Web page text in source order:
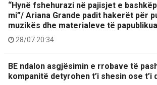
“Hynë fshehurazi në pajisjet e
mi”/ Ariana Grande padit hakerët për
muzikës dhe materialeve të
28/07 20:34
BE ndalon asgjësimin e rrobave të
kompanitë detyrohen t’i shesin ose t’i